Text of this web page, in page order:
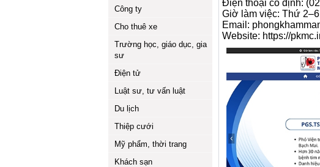
Công ty
Cho thuê xe
Trường học, giáo dục, gia
sư
Điện tử
Luật sư, tư vấn luật
Du lịch
Thiệp cưới
Mỹ phẩm, thời trang
Khách sạn
Điện thoại cố định:
Giờ làm việc: Thứ
Email:
Website: https://